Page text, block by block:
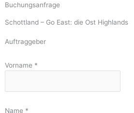
Buchungsanfrage
Schottland – Go East: die Ost Highlands
Auftraggeber
Vorname *
Name *